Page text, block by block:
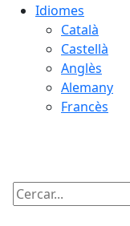
Idiomes
Català
Castellà
Anglès
Alemany
Francès
Cercar: